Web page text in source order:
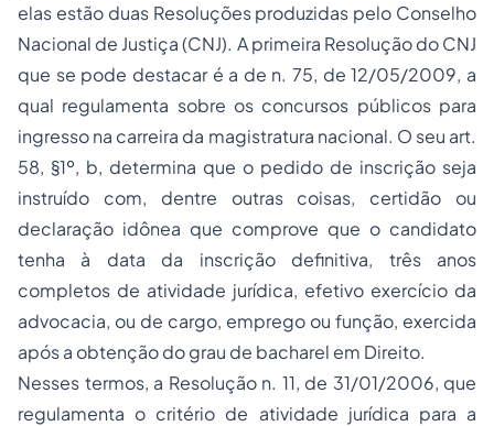
elas estão duas Resoluções produzidas pelo Conselho
Nacional de Justiça (CNJ). A primeira Resolução do CNJ
que se pode destacar é a de n. 75, de 12/05/2009, a
qual regulamenta sobre os concursos públicospara
ingresso na carreira da magistratura nacional. O seu art.
58, §1º, b, determina que o pedido de inscrição seja
instruído com, dentre outras coisas, certidão ou
declaração idônea que comprove que o candidato
tenha à data da inscrição definitiva, três anos
completos de atividade jurídica, efetivo exercício da
advocacia, ou de cargo, emprego ou função, exercida
após a obtenção do grau de bacharel em Direito.
Nesses termos, a Resolução n. 11, de 31/01/2006, que
regulamenta o critério de atividade jurídica para a